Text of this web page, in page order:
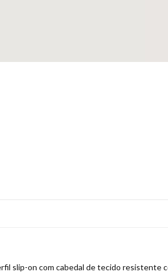
slip-on com cabedal de tecido resistente